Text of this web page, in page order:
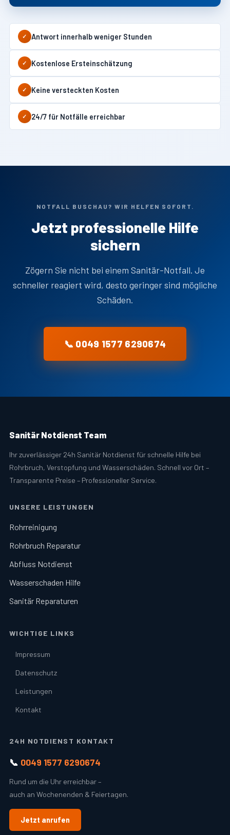
✓ Antwort innerhalb weniger Stunden
✓ Kostenlose Ersteinschätzung
✓ Keine versteckten Kosten
✓ 24/7 für Notfälle erreichbar
NOTFALL BUSCHAU? WIR HELFEN SOFORT.
Jetzt professionelle Hilfe
sichern
Zögern Sie nicht bei einem Sanitär-Notfall. Je
schneller reagiert wird, desto geringer sind mögliche
Schäden.
📞 0049 1577 6290674
Sanitär Notdienst Team
Ihr zuverlässiger 24h Sanitär Notdienst für schnelle Hilfe bei
Rohrbruch, Verstopfung und Wasserschäden. Schnell vor Ort –
Transparente Preise – Professioneller Service.
UNSERE LEISTUNGEN
Rohrreinigung
Rohrbruch Reparatur
Abfluss Notdienst
Wasserschaden Hilfe
Sanitär Reparaturen
WICHTIGE LINKS
Impressum
Datenschutz
Leistungen
Kontakt
24H NOTDIENST KONTAKT
📞 0049 1577 6290674
Rund um die Uhr erreichbar –
auch an Wochenenden & Feiertagen.
Jetzt anrufen